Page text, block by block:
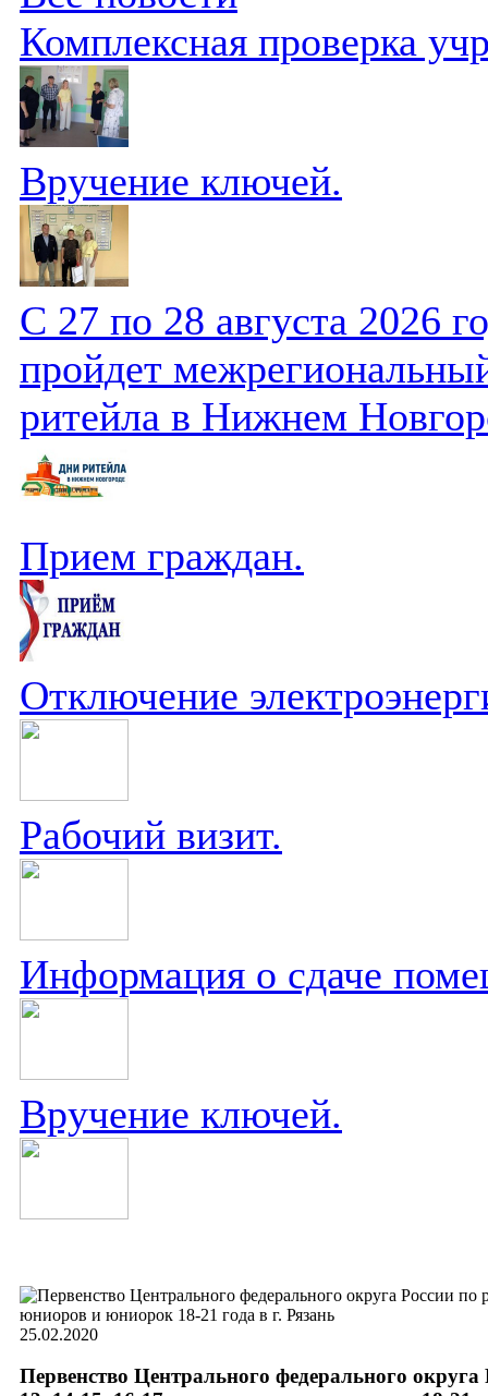
Комплексная проверка
Вручение ключей.
С 27 по 28 августа 2026
пройдет
ритейла в Нижнем
Прием граждан.
Отключение
Рабочий визит.
Информация о сдаче
Вручение ключей.
25.02.2020
Первенство Центрального федерального